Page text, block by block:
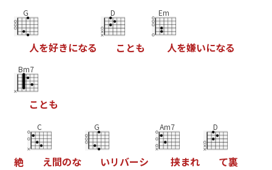
G
人を好きになる
D
こ とも
Em
人を嫌いになる
Bm7
こ とも
絶
C
え間のな
G
いリバーシ
Am7
挟まれ
D
て裏